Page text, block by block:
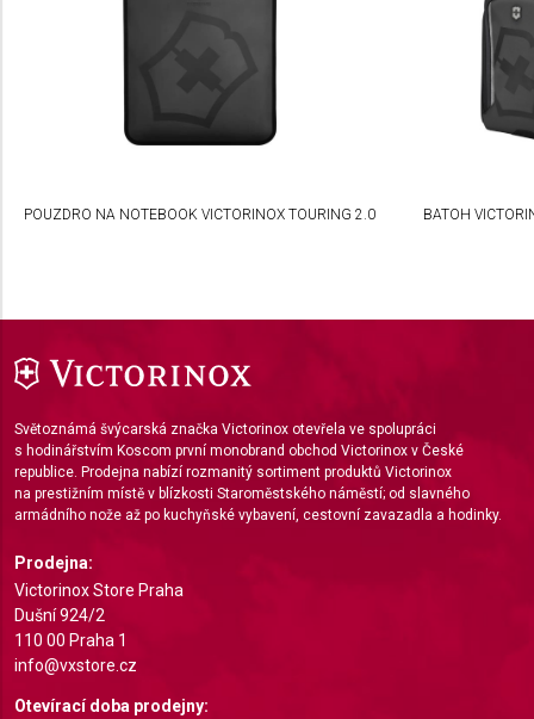
POUZDRO NA NOTEBOOK VICTORINOX TOURING 2.0 BATOH
Světoznámá švýcarská značka Victorinox otevřela ve spolupráci
s hodinářstvím Koscom první monobrand obchod Victorinox v České
republice. Prodejna nabízí rozmanitý sortiment produktů Victorinox
na prestižním místě v blízkosti Staroměstského náměstí; od slavného
armádního nože až po kuchyňské vybavení, cestovní zavazadla a hodinky.
Prodejna:
Victorinox Store Praha
Dušní 924/2
110 00 Praha 1
info@vxstore.cz
Otevírací doba prodejny:
Understand audiences through statistics or
Use limited data to select content
Use precise geolocation data
Necessary
Functional
Advertising